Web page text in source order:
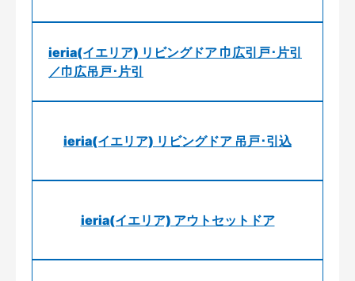
ieria(イエリア) リビングドア 巾広引戸･片引
／巾広吊戸･片引
ieria(イエリア) リビングドア 吊戸･引込
ieria(イエリア) アウトセットドア